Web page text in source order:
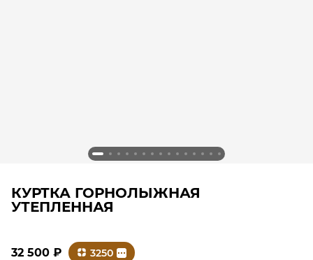
КУРТКА ГОРНОЛЫЖНАЯ
УТЕПЛЕННАЯ
32 500 ₽ 3250